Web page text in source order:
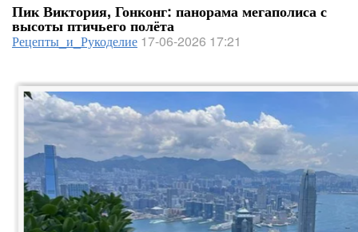
Пик Виктория, Гонконг: панорама мегаполиса с
высоты птичьего полёта
Рецепты_и_Рукоделие 17-06-2026 17:21